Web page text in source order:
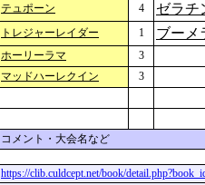
テュポーン 4 ゼラチ
トレジャーレイダー 1 ブーメ
ホーリーラマ
3
マッドハーレクイン
3
コメント・大会名など
https://clib.culdcept.net/book/